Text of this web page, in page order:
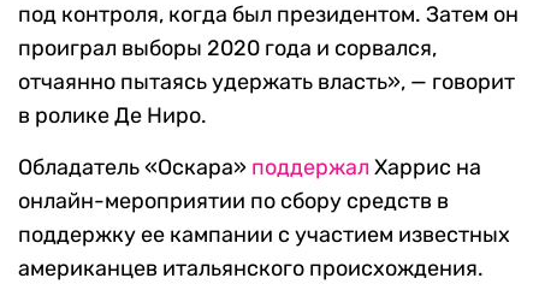
под контроля, когда был президентом. Затем он
проиграл выборы 2020 года и сорвался,
отчаянно пытаясь удержать власть», — говорит
в ролике Де Ниро.
Обладатель «Оскара» поддержал Харрис на
онлайн-мероприятии по сбору средств в
поддержку ее кампании с участием известных
американцев итальянского происхождения.